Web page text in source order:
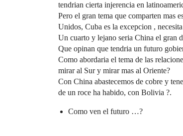
tendrian cierta injerencia en
Pero el gran tema que comparten mas
Unidos, Cuba es la excepcion ,
Un cuarto y lejano seria China el gran
Que opinan que tendria un futuro
Como abordaria el tema de las
mirar al Sur y mirar mas al Oriente?
Con China abastecemos de cobre y
de un roce ha habido, con Bolivia ?.
Como ven el futuro …?